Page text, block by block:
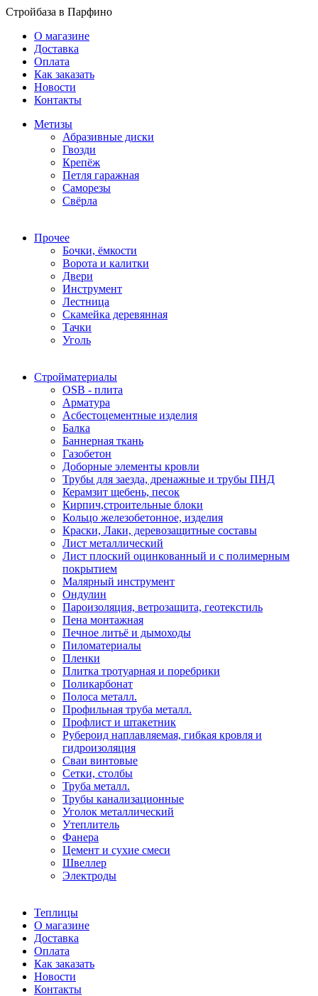
Стройбаза в Парфино
О магазине
Доставка
Оплата
Как заказать
Новости
Контакты
Метизы
Абразивные диски
Гвозди
Крепёж
Петля гаражная
Саморезы
Свёрла
Прочее
Бочки, ёмкости
Ворота и калитки
Двери
Инструмент
Лестница
Скамейка деревянная
Тачки
Уголь
Стройматериалы
OSB - плита
Арматура
Асбестоцементные изделия
Балка
Баннерная ткань
Газобетон
Доборные элементы кровли
Трубы для заезда, дренажные и трубы ПНД
Керамзит щебень, песок
Кирпич,строительные блоки
Кольцо железобетонное, изделия
Краски, Лаки, деревозащитные составы
Лист металлический
Лист плоский оцинкованный и с полимерным
покрытием
Малярный инструмент
Ондулин
Пароизоляция, ветрозащита, геотекстиль
Пена монтажная
Печное литьё и дымоходы
Пиломатериалы
Пленки
Плитка тротуарная и поребрики
Поликарбонат
Полоса металл.
Профильная труба металл.
Профлист и штакетник
Рубероид наплавляемая, гибкая кровля и
гидроизоляция
Сваи винтовые
Сетки, столбы
Труба металл.
Трубы канализационные
Уголок металлический
Утеплитель
Фанера
Цемент и сухие смеси
Швеллер
Электроды
Теплицы
О магазине
Доставка
Оплата
Как заказать
Новости
Контакты